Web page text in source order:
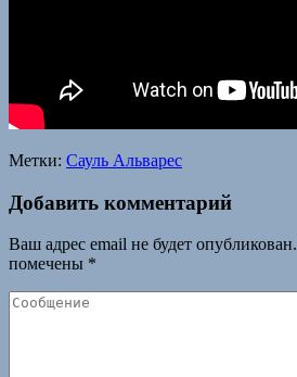
Метки: Сауль Альварес
Добавить комментарий
Ваш адрес email не будет опубликован.
помечены *